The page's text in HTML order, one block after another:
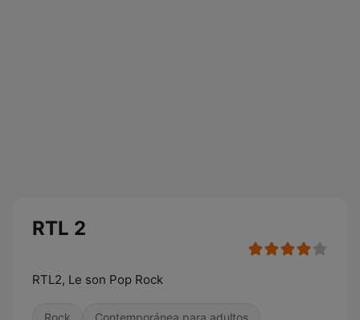
RTL 2
RTL2, Le son Pop Rock
Rock Contemporánea para adultos